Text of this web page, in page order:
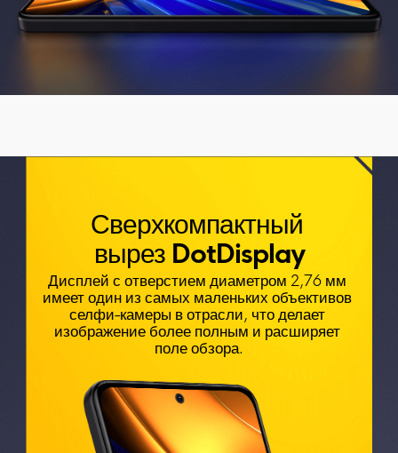
Сверхкомпактный
вырез DotDisplay
Дисплей с отверстием диаметром 2,76 мм
имеет один из самых маленьких объективов
селфи-камеры в отрасли, что делает
изображение более полным и расширяет
поле обзора.